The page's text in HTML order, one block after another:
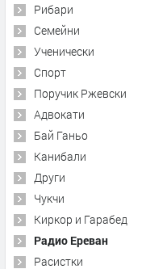
Рибари
Семейни
Ученически
Спорт
Поручик Ржевски
Адвокати
Бай Ганьо
Канибали
Други
Чукчи
Киркор и Гарабед
Радио Ереван
Расистки